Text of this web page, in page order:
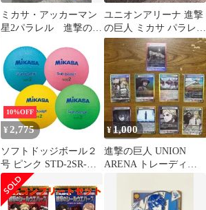
ミカサ・アッカーマン
星2パラレル 進撃の巨
ユニオンアリーナ 進撃
の巨人 ミカサ パラレル
☆☆
10%OFF
¥ 2,775
ソフトドッジボール２
号 ピンク STD-2SR-
P【ミカサ】
¥1,000
進撃の巨人 UNION
ARENA トレーディン